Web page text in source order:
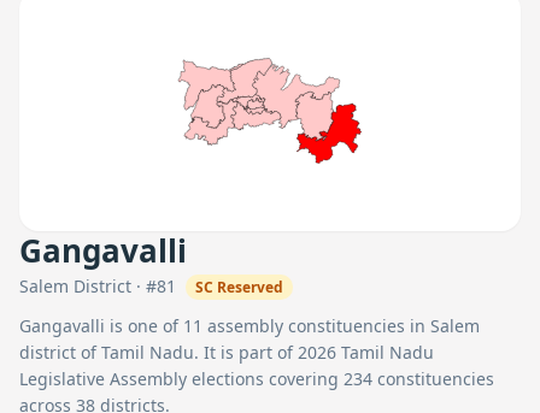
Gangavalli
Salem District · #81 SC Reserved
Gangavalli is one of 11 assembly constituencies in Salem
district of Tamil Nadu. It is part of 2026 Tamil Nadu
Legislative Assembly elections covering 234 constituencies
across 38 districts.